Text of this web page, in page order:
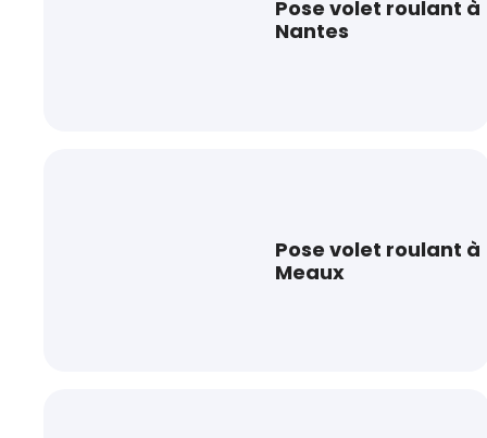
Pose volet roulant à
Nantes
Pose volet roulant à
Meaux